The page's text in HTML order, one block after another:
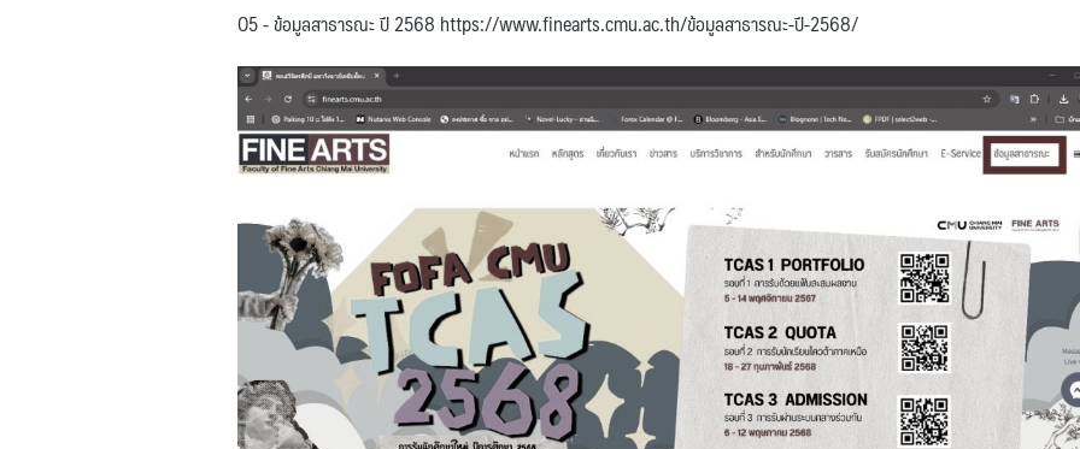
O5 - ข้อมูลสาธารณะ ปี 2568 https://www.finearts.cmu.ac.th/ข้อมูลสาธารณะ-ปี-2568/